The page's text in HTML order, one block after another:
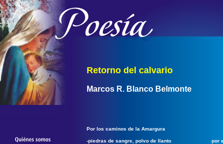
Retorno del calvario
Marcos R. Blanco Belmonte
Por los caminos de la Amargura
-piedras de sangre, polvo de llanto por el